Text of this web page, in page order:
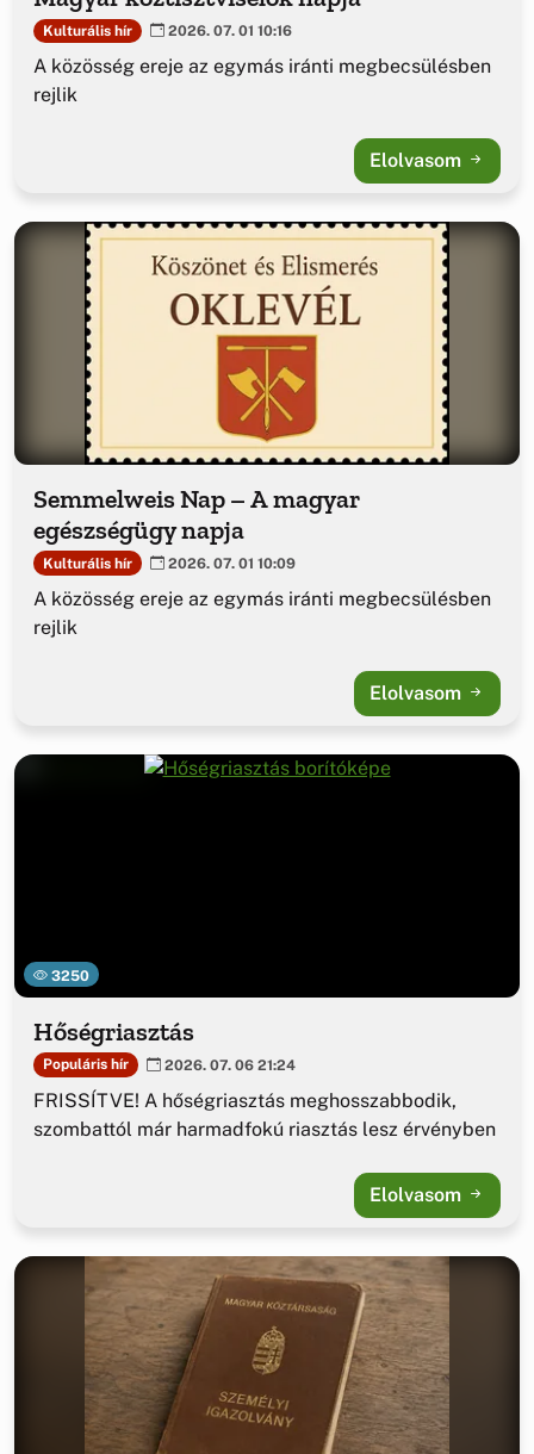
Kulturális hír 2026. 07. 01 10:16
A közösség ereje az egymás iránti megbecsülésben
rejlik
Elolvasom
Semmelweis Nap – A magyar
egészségügy napja
Kulturális hír 2026. 07. 01 10:09
A közösség ereje az egymás iránti megbecsülésben
rejlik
Elolvasom
3250
Hőségriasztás
Populáris hír 2026. 07. 06 21:24
FRISSÍTVE! A hőségriasztás meghosszabbodik,
szombattól már harmadfokú riasztás lesz érvényben
Elolvasom